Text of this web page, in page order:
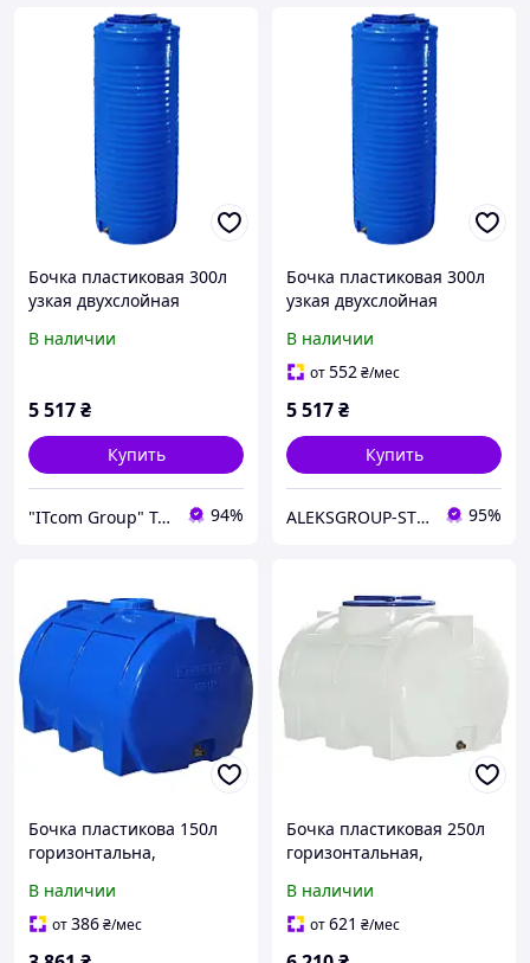
Бочка пластиковая 300л
узкая двухслойная
В наличии
5 517₴
Купить
"ITcom Group" Technology Distribution 94%
Бочка пластиковая 300л
узкая двухслойная
В наличии
от552₴/мес
5 517₴
Купить
ALEKSGROUP-STORE 95%
Бочка пластикова 150л
горизонтальна,
Європласт
В наличии
от386₴/мес
Бочка пластиковая 250л
горизонтальная,
В наличии
от621 ₴/мес